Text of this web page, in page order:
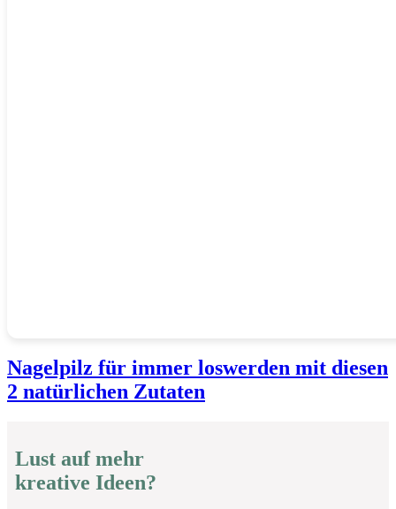
Nagelpilz für immer loswerden mit diesen
2 natürlichen Zutaten
Lust auf mehr
kreative Ideen?